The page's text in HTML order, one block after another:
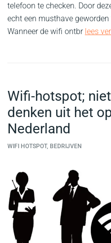
telefoon te checken. Door
echt een musthave
Wanneer de wifi ontbr lees
Wifi-hotspot;
denken uit het
Nederland
WIFI HOTSPOT, BEDRIJVEN